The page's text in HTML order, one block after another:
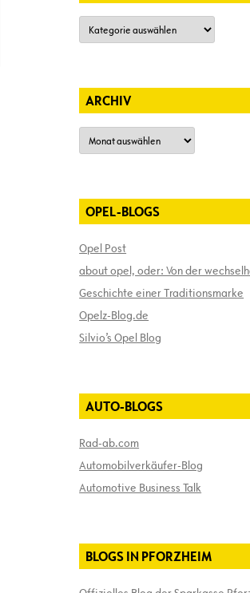
Kategorien
ARCHIV
Archiv
OPEL-BLOGS
Opel Post
about opel, oder: Von der
Geschichte einer Traditionsmarke
Opelz-Blog.de
Silvio’s Opel Blog
AUTO-BLOGS
Rad-ab.com
Automobilverkäufer-Blog
Automotive Business Talk
BLOGS IN PFORZHEIM